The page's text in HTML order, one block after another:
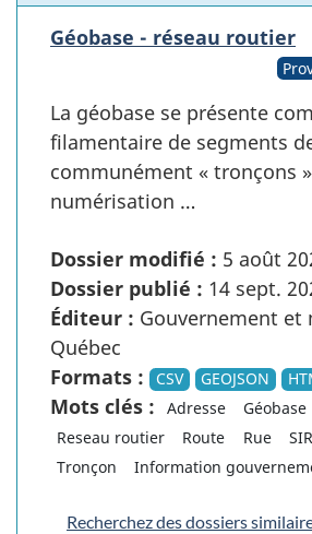
Géobase - réseau routier
La géobase se présente
filamentaire de segments
communément « tronçons
numérisation …
Dossier modifié : 5 août
Dossier publié : 14 sept.
Éditeur : Gouvernement
Québec
Formats :
CSV GEOJSON
Mots clés : Adresse Géobase
Reseau routier
Route Rue
Tronçon
Information
Recherchez des dossiers